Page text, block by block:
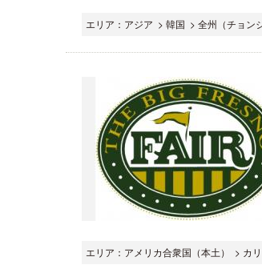
エリア：アジア > 韓国 > 全州（チョン
エリア：アメリカ合衆国（本土） > カ